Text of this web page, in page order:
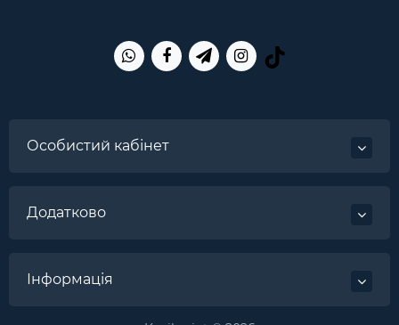
Особистий кабінет
Додатково
Інформація